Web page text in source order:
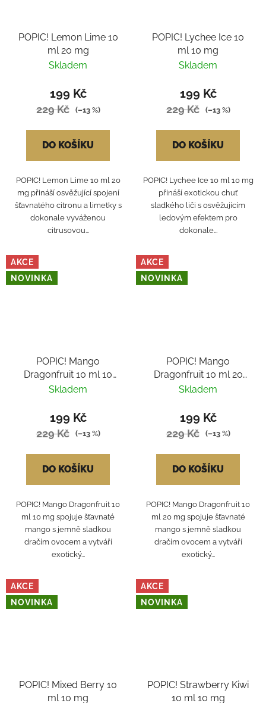
POPIC! Lemon Lime 10
ml 20 mg
Skladem
199 Kč
229 Kč (–13 %)
DO KOŠÍKU
POPIC! Lemon Lime 10 ml 20
mg přináší osvěžující spojení
šťavnatého citronu a limetky s
dokonale vyváženou
citrusovou...
POPIC! Lychee Ice 10
ml 10 mg
Skladem
199 Kč
229 Kč (–13 %)
DO KOŠÍKU
POPIC! Lychee Ice 10 ml 10 mg
přináší exotickou chuť
sladkého liči s osvěžujícím
ledovým efektem pro
dokonale...
AKCE
NOVINKA
POPIC! Mango
Dragonfruit 10 ml 10
mg
Skladem
199 Kč
229 Kč (–13 %)
DO KOŠÍKU
POPIC! Mango Dragonfruit 10
ml 10 mg spojuje šťavnaté
mango s jemně sladkou
dračím ovocem a vytváří
exotický...
AKCE
NOVINKA
POPIC! Mango
Dragonfruit 10 ml 20
mg
Skladem
199 Kč
229 Kč (–13 %)
DO KOŠÍKU
POPIC! Mango Dragonfruit 10
ml 20 mg spojuje šťavnaté
mango s jemně sladkou
dračím ovocem a vytváří
exotický...
AKCE
NOVINKA
POPIC! Mixed Berry 10
ml 10 mg
AKCE
NOVINKA
POPIC! Strawberry Kiwi
10 ml 10 mg